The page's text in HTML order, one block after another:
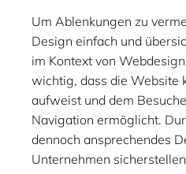
Um Ablenkungen zu
Design einfach und
im Kontext von
wichtig, dass die Website
aufweist und dem
Navigation ermöglicht.
dennoch ansprechendes
Unternehmen